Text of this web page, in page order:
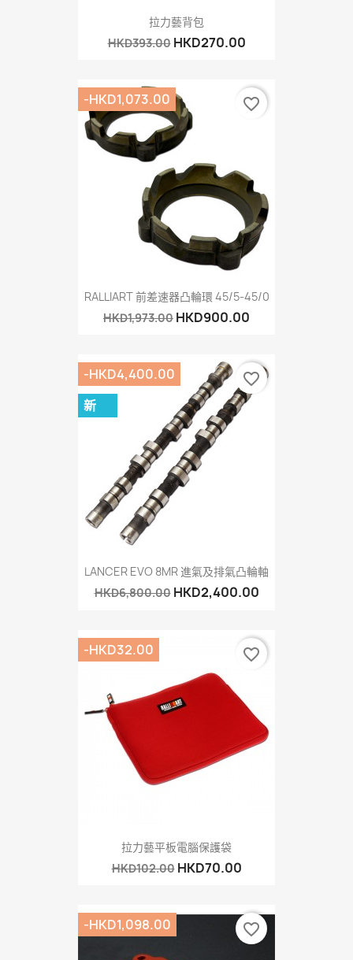
拉力藝背包
HKD393.00 HKD270.00
RALLIART 前差速器凸輪環 45/5-45/0
HKD1,973.00 HKD900.00
-HKD1,073.00 favorite_border
LANCER EVO 8MR 進氣及排氣凸輪軸
HKD6,800.00 HKD2,400.00
-HKD4,400.00
新
favorite_border
拉力藝平板電腦保護袋
HKD102.00 HKD70.00
-HKD32.00 favorite_border
-HKD1,098.00 favorite_border